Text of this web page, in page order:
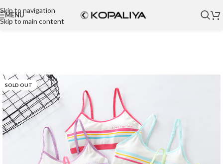
Skip to navigation
Skip to main content
MENU
SOLD OUT